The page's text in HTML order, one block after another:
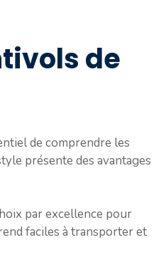
de
de comprendre les
présente des avantages
par excellence pour
faciles à transporter et